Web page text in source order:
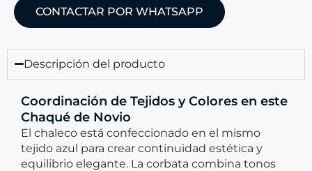
CONTACTAR POR WHATSAPP
Descripción del producto
Coordinación de Tejidos y Colores en este
Chaqué de Novio
El chaleco está confeccionado en el mismo
tejido azul para crear continuidad estética y
equilibrio elegante. La corbata combina tonos